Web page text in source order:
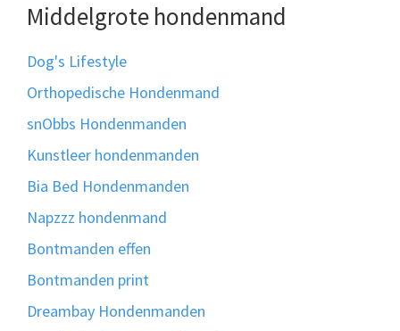
Middelgrote hondenmand
Dog's Lifestyle
Orthopedische Hondenmand
snObbs Hondenmanden
Kunstleer hondenmanden
Bia Bed Hondenmanden
Napzzz hondenmand
Bontmanden effen
Bontmanden print
Dreambay Hondenmanden